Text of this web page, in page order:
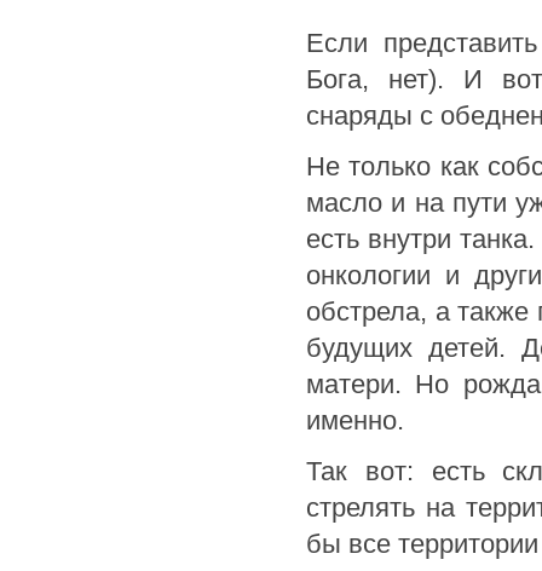
Если
Бога, нет). И
снаряды с
Не только как
масло и на пути
есть внутри
онкологии и
обстрела, а
будущих детей.
матери. Но
именно.
Так вот: есть
стрелять на
бы все